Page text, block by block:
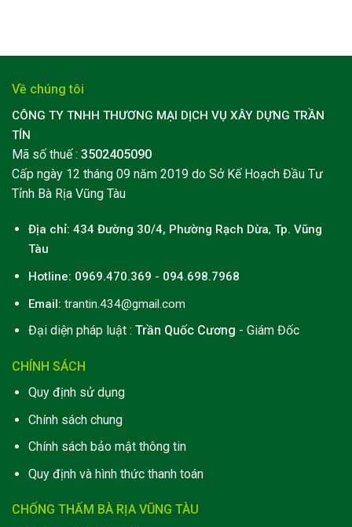
Về chúng tôi
CÔNG TY TNHH THƯƠNG MẠI DỊCH VỤ XÂY DỰNG TRẦN
TÍN
Mã số thuế : 3502405090
Cấp ngày 12 tháng 09 năm 2019 do Sở Kế Hoạch Đầu Tư
Tỉnh Bà Rịa Vũng Tàu
Địa chỉ: 434 Đường 30/4, Phường Rạch Dừa, Tp. Vũng
Tàu
Hotline: 0969.470.369 - 094.698.7968
Email: trantin.434@gmail.com
Đại diện pháp luật : Trần Quốc Cương - Giám Đốc
CHÍNH SÁCH
Quy định sử dụng
Chính sách chung
Chính sách bảo mật thông tin
Quy định và hình thức thanh toán
CHỐNG THẤM BÀ RỊA VŨNG TÀU